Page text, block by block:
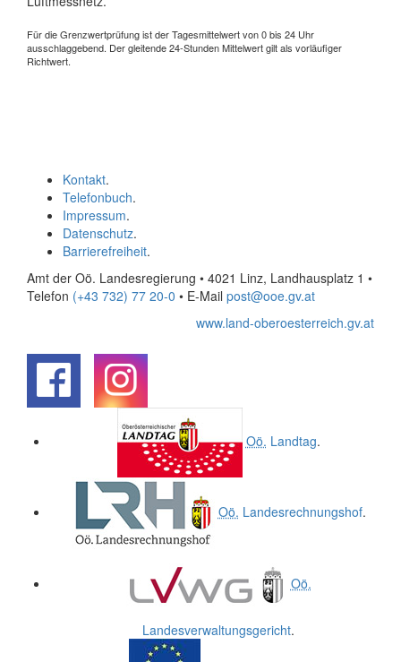
Für die Grenzwertprüfung ist der Tagesmittelwert von 0 bis 24 Uhr
ausschlaggebend. Der gleitende 24-Stunden Mittelwert gilt als vorläufiger
Richtwert.
Kontakt.
Telefonbuch.
Impressum.
Datenschutz.
Barrierefreiheit.
Amt der Oö. Landesregierung • 4021 Linz, Landhausplatz 1 •
Telefon (+43 732) 77 20-0 • E-Mail post@ooe.gv.at
www.land-oberoesterreich.gv.at
Oö. Landtag.
Oö. Landesrechnungshof.
Oö.
Landesverwaltungsgericht.